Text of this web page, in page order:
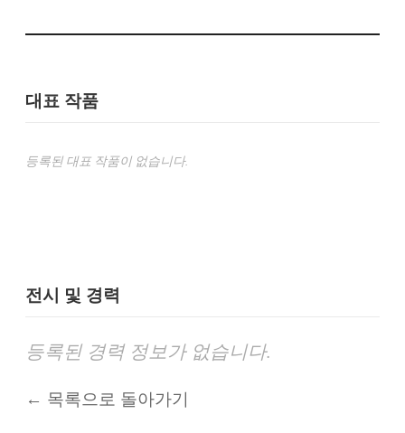
대표 작품
등록된 대표 작품이 없습니다.
전시 및 경력
등록된 경력 정보가 없습니다.
← 목록으로 돌아가기